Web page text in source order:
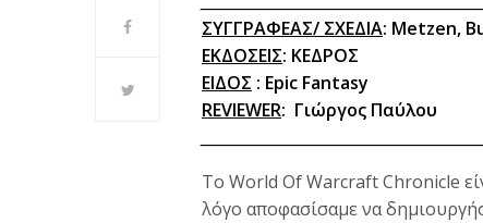
ΣΥΓΓΡΑΦΕΑΣ/ ΣΧΕΔΙΑ: Metzen,
ΕΚΔΟΣΕΙΣ: ΚΕΔΡΟΣ
ΕΙΔΟΣ : Epic Fantasy
REVIEWER: Γιώργος Παύλου
Το World Of Warcraft Chronicle
λόγο αποφασίσαμε να